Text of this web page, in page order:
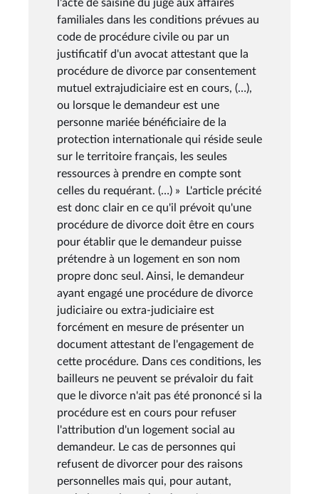
l'acte de saisine du juge aux affaires
familiales dans les conditions prévues au
code de procédure civile ou par un
justificatif d'un avocat attestant que la
procédure de divorce par consentement
mutuel extrajudiciaire est en cours, (…),
ou lorsque le demandeur est une
personne mariée bénéficiaire de la
protection internationale qui réside seule
sur le territoire français, les seules
ressources à prendre en compte sont
celles du requérant. (…) » L'article précité
est donc clair en ce qu'il prévoit qu'une
procédure de divorce doit être en cours
pour établir que le demandeur puisse
prétendre à un logement en son nom
propre donc seul. Ainsi, le demandeur
ayant engagé une procédure de divorce
judiciaire ou extra-judiciaire est
forcément en mesure de présenter un
document attestant de l'engagement de
cette procédure. Dans ces conditions, les
bailleurs ne peuvent se prévaloir du fait
que le divorce n'ait pas été prononcé si la
procédure est en cours pour refuser
l'attribution d'un logement social au
demandeur. Le cas de personnes qui
refusent de divorcer pour des raisons
personnelles mais qui, pour autant,